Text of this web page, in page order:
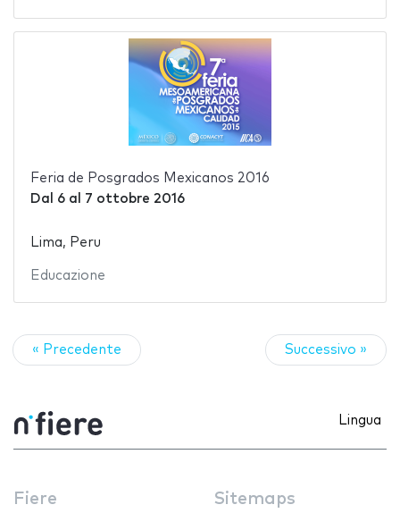
Feria de Posgrados Mexicanos 2016
Dal 6al 7 ottobre 2016
Lima, Peru
Educazione
« Precedente Successivo »
Lingua
Fiere Sitemaps